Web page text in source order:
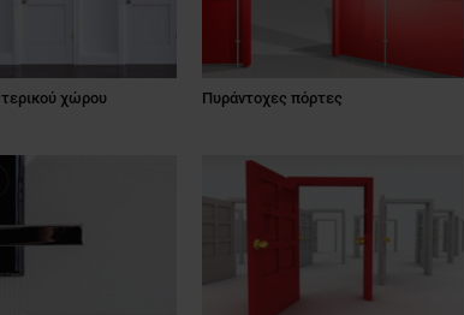
χώρου Πυράντοχες πόρτες